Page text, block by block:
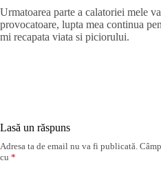
Urmatoarea parte a calatoriei mele
provocatoare, lupta mea continua
mi recapata viata si piciorului.
Lasă un răspuns
Adresa ta de email nu va fi publicată.
cu *